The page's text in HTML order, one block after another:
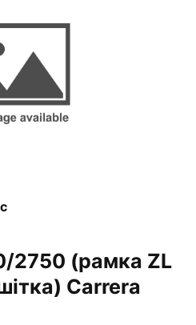
2750 (рамка ZL
Carrera